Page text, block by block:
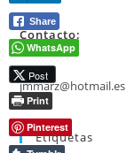
Contacto:
jmmarz@hotmail.es
Etiquetas
Share
WhatsApp
Post
Print
Pinterest